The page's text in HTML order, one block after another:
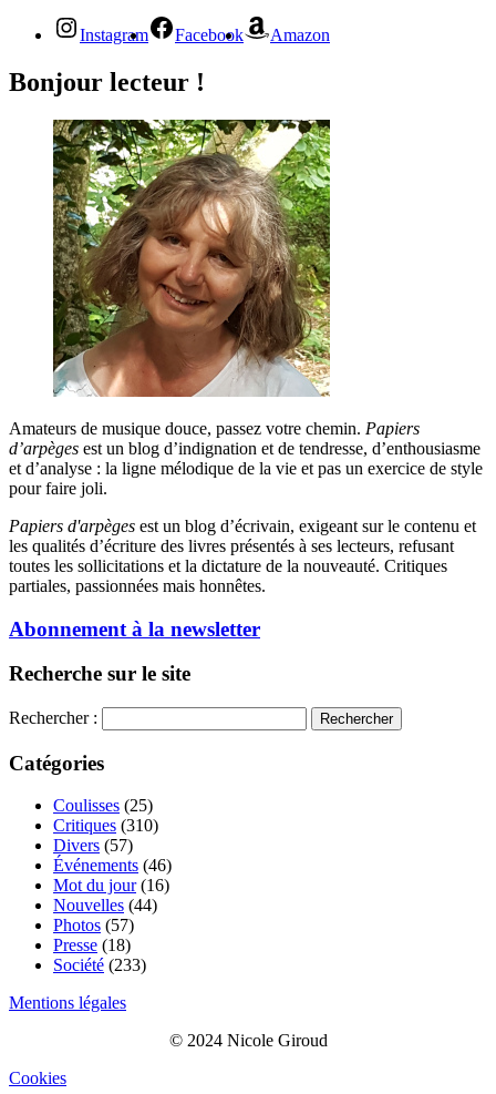
Instagram Facebook Amazon
Bonjour lecteur !
Amateurs de musique douce, passez votre chemin. Papiers
d’arpèges est un blog d’indignation et de tendresse, d’enthousiasme
et d’analyse : la ligne mélodique de la vie et pas un exercice de style
pour faire joli.
Papiers d'arpèges est un blog d’écrivain, exigeant sur le contenu et
les qualités d’écriture des livres présentés à ses lecteurs, refusant
toutes les sollicitations et la dictature de la nouveauté. Critiques
partiales, passionnées mais honnêtes.
Abonnement à la newsletter
Recherche sur le site
Rechercher :
Catégories
Coulisses (25)
Critiques (310)
Divers (57)
Événements (46)
Mot du jour(16)
Nouvelles (44)
Photos (57)
Presse (18)
Société (233)
Mentions légales
© 2024 Nicole Giroud
Cookies